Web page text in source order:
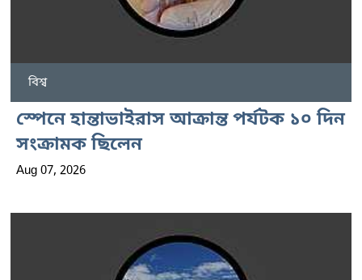
বিশ্ব
স্পেনে হান্তাভাইরাস আক্রান্ত পর্যটক ১০ দিন
সংক্রামক ছিলেন
Aug 07, 2026